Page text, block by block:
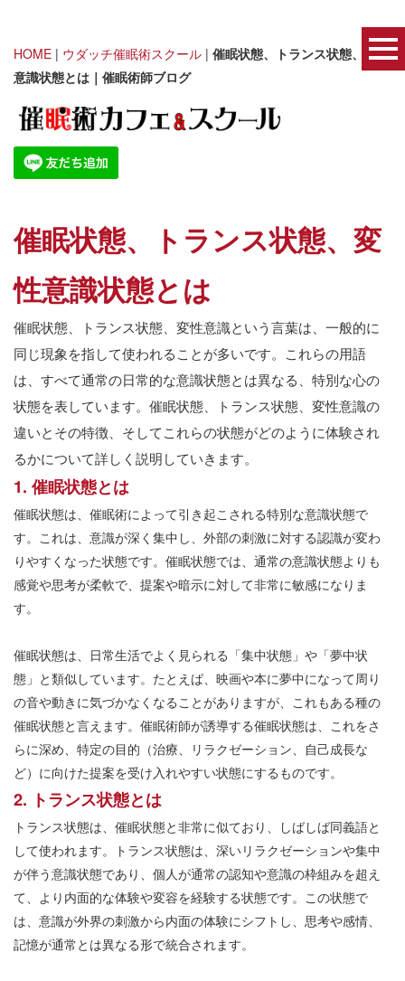
HOME | ウダッチ催眠術スクール | 催眠状態、トランス状態、変性
意識状態とは｜催眠術師ブログ
催眠状態、トランス状態、変
性意識状態とは
催眠状態、トランス状態、変性意識という言葉は、一般的に
同じ現象を指して使われることが多いです。これらの用語
は、すべて通常の日常的な意識状態とは異なる、特別な心の
状態を表しています。催眠状態、トランス状態、変性意識の
違いとその特徴、そしてこれらの状態がどのように体験され
るかについて詳しく説明していきます。
1. 催眠状態とは
催眠状態は、催眠術によって引き起こされる特別な意識状態で
す。これは、意識が深く集中し、外部の刺激に対する認識が変わ
りやすくなった状態です。催眠状態では、通常の意識状態よりも
感覚や思考が柔軟で、提案や暗示に対して非常に敏感になりま
す。
催眠状態は、日常生活でよく見られる「集中状態」や「夢中状
態」と類似しています。たとえば、映画や本に夢中になって周り
の音や動きに気づかなくなることがありますが、これもある種の
催眠状態と言えます。催眠術師が誘導する催眠状態は、これをさ
らに深め、特定の目的（治療、リラクゼーション、自己成長な
ど）に向けた提案を受け入れやすい状態にするものです。
2. トランス状態とは
トランス状態は、催眠状態と非常に似ており、しばしば同義語と
して使われます。トランス状態は、深いリラクゼーションや集中
が伴う意識状態であり、個人が通常の認知や意識の枠組みを超え
て、より内面的な体験や変容を経験する状態です。この状態で
は、意識が外界の刺激から内面の体験にシフトし、思考や感情、
記憶が通常とは異なる形で統合されます。